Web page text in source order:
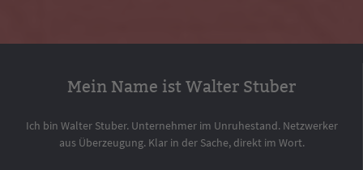
Mein Name ist Walter Stuber
Ich bin Walter Stuber. Unternehmer im Unruhestand. Netzwerker
aus Überzeugung. Klar in der Sache, direkt im Wort.